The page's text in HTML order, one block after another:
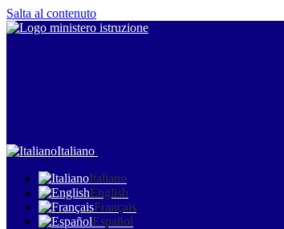
Salta al contenuto
Italiano
Italiano
English
Français
Español